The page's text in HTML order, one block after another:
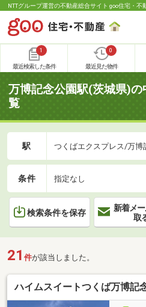
NTTグループ運営の不動産総合サイト goo住宅・不
1
最近検索した条件
0
最近見た物件
万博記念公園駅(茨城県)
覧
駅 つくばエクスプレス/万博
条件 指定なし
検索条件を保存
新着メ
取
21 件が該当しました。
ハイムスイートつくば万博記